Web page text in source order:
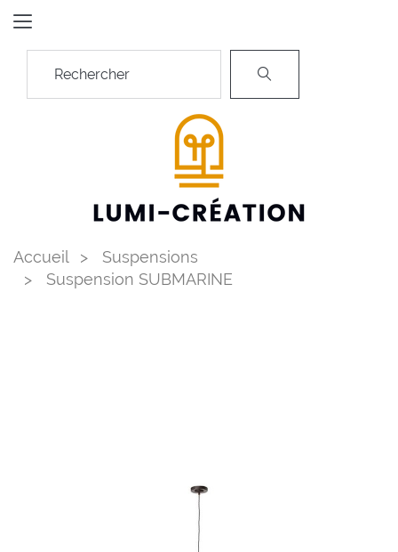
Accueil
Suspensions
Suspension SUBMARINE